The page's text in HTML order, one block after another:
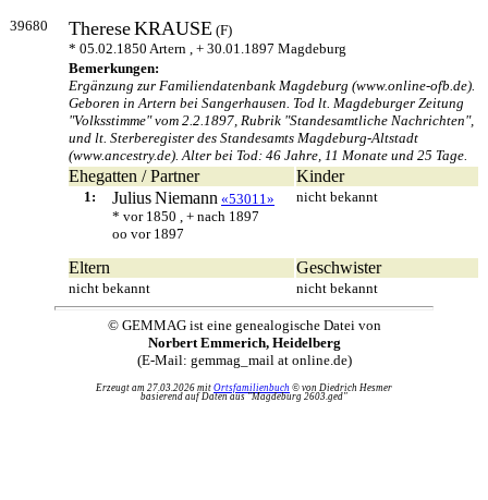
39680 ThereseKRAUSE (F)
* 05.02.1850 Artern , + 30.01.1897 Magdeburg
Bemerkungen:
Ergänzung zur Familiendatenbank Magdeburg (www.online-ofb.de).
Geboren in Artern bei Sangerhausen. Tod lt. Magdeburger Zeitung
"Volksstimme" vom 2.2.1897, Rubrik "Standesamtliche Nachrichten",
und lt. Sterberegister des Standesamts Magdeburg-Altstadt
(www.ancestry.de). Alter bei Tod: 46 Jahre, 11 Monate und 25 Tage.
Ehegatten / Partner Kinder
1: JuliusNiemann «53011»
* vor 1850 , + nach 1897
oo vor 1897
nicht bekannt
Eltern Geschwister
nicht bekannt nicht bekannt
© GEMMAG ist eine genealogische Datei von
Norbert Emmerich, Heidelberg
(E-Mail: gemmag_mail at online.de)
Erzeugt am 27.03.2026 mit Ortsfamilienbuch © von Diedrich Hesmer
basierend auf Daten aus "Magdeburg 2603.ged"